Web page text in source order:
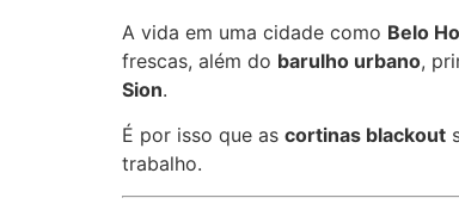
A vida em uma cidade como Belo
frescas, além do barulho urbano,
Sion.
É por isso que as cortinas blackout
trabalho.